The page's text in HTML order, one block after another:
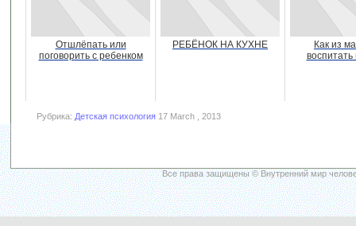
Отшлёпать или
поговорить с ребенком
РЕБЁНОК НА КУХНЕ
Как из
Рубрика: Детская психология 17 March , 2013
Все права защищены © Внутренний мир